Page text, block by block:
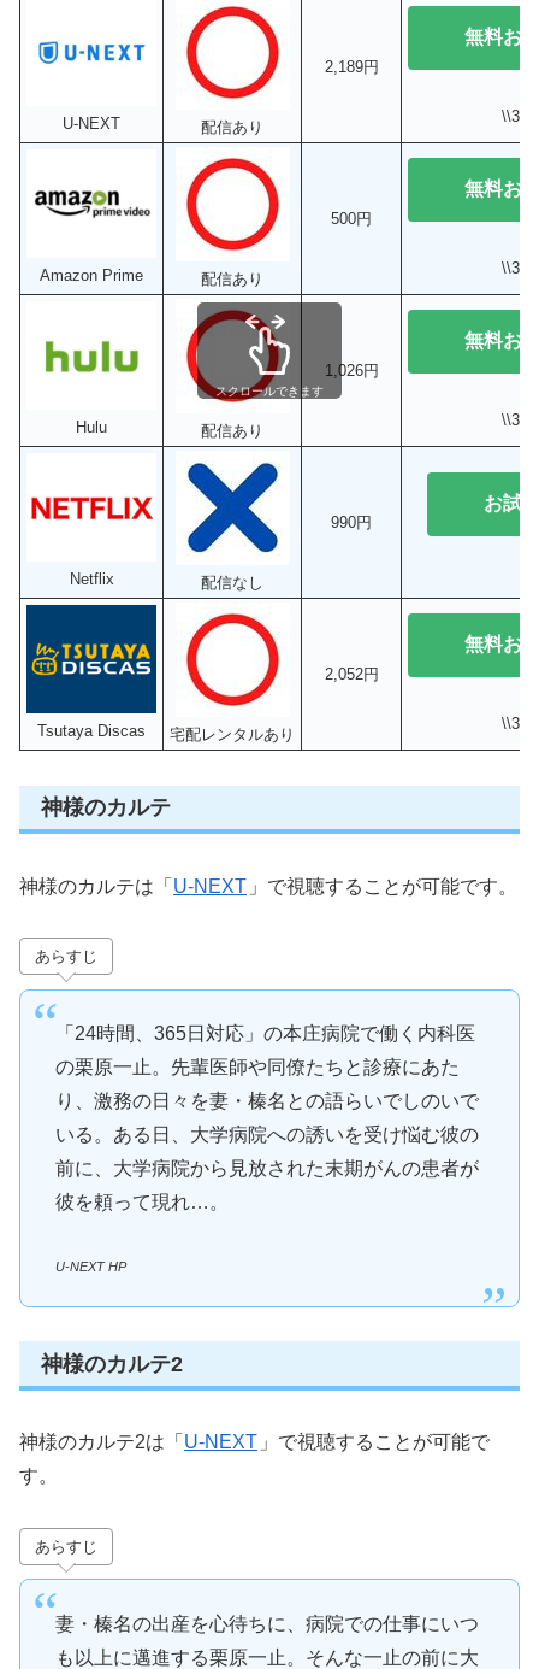
U-NEXT 配信あり
2,189円
無料お
\\31
Amazon Prime 配信あり
500円
無料お
\\30
Hulu 配信あり
1,026円
無料お
\\31
Netflix 配信なし
990円
お試
Tsutaya Discas 宅配レンタルあり
2,052円
無料お
\\30
スクロールできます
神様のカルテ
神様のカルテは「 U-NEXT 」で視聴することが可能です。
あらすじ
「24時間、365日対応」の本庄病院で働く内科医
の栗原一止。先輩医師や同僚たちと診療にあた
り、激務の日々を妻・榛名との語らいでしのいで
いる。ある日、大学病院への誘いを受け悩む彼の
前に、大学病院から見放された末期がんの患者が
彼を頼って現れ…。
U-NEXT HP
神様のカルテ2
神様のカルテ2は「 U-NEXT 」で視聴することが可能で
す。
あらすじ
妻・榛名の出産を心待ちに、病院での仕事にいつ
も以上に邁進する栗原一止。そんな一止の前に大